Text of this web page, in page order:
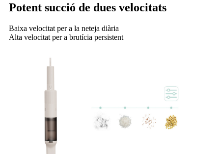
Potent succió de dues velocitats
Baixa velocitat per a la neteja diària
Alta velocitat per a brutícia persistent